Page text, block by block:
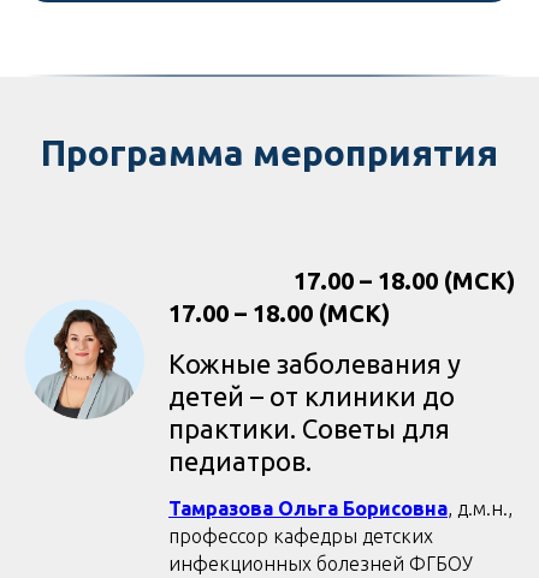
Программа мероприятия
17.00 – 18.00 (МСК)
17.00 – 18.00 (МСК)
Кожные заболевания у
детей – от клиники до
практики. Советы для
педиатров.
Тамразова Ольга Борисовна , д.м.н.,
профессор кафедры детских
инфекционных болезней ФГБОУ